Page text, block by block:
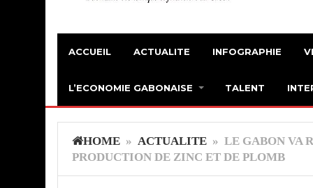
ACCUEIL ACTUALITE INFOGRAPHIE
L’ECONOMIE GABONAISE TALENT
HOME » ACTUALITE » LE GABON VA
PRODUCTION DE ZINC ET DE PLOMB